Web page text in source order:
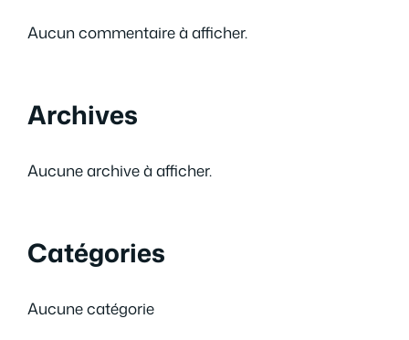
Aucun commentaire à afficher.
Archives
Aucune archive à afficher.
Catégories
Aucune catégorie